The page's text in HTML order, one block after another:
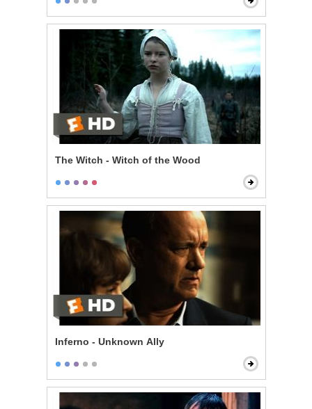
The Witch - Witch of the Wood
Inferno - Unknown Ally